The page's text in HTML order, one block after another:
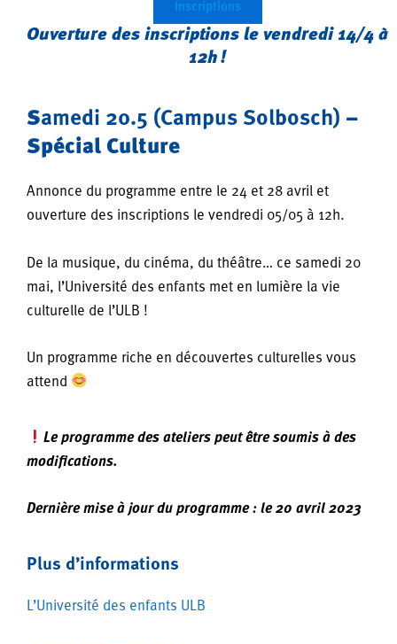
Inscriptions
Ouverture des inscriptions le vendredi 14/4 à
12h !
Samedi 20.5 (Campus Solbosch) –
Spécial Culture
Annonce du programme entre le 24 et 28 avril et
ouverture des inscriptions le vendredi 05/05 à 12h.
De la musique, du cinéma, du théâtre… ce samedi 20
mai, l’Université des enfants met en lumière la vie
culturelle de l’ULB !
Un programme riche en découvertes culturelles vous
attend
Le programme des ateliers peut être soumis à des
modifications.
Dernière mise à jour du programme : le 20 avril 2023
Plus d’informations
L’Université des enfants ULB